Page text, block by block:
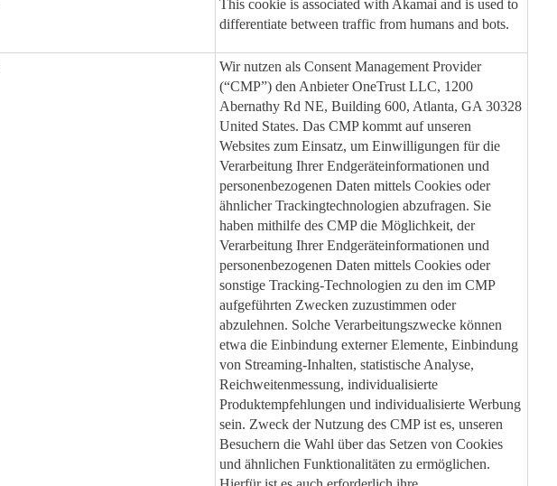
This cookie is associated with Akamai and is used to
differentiate between traffic from humans and bots.
Wir nutzen als Consent Management Provider
(“CMP”) den Anbieter OneTrust LLC, 1200
Abernathy Rd NE, Building 600, Atlanta, GA 30328
United States. Das CMP kommt auf unseren
Websites zum Einsatz, um Einwilligungen für die
Verarbeitung Ihrer Endgeräteinformationen und
personenbezogenen Daten mittels Cookies oder
ähnlicher Trackingtechnologien abzufragen. Sie
haben mithilfe des CMP die Möglichkeit, der
Verarbeitung Ihrer Endgeräteinformationen und
personenbezogenen Daten mittels Cookies oder
sonstige Tracking-Technologien zu den im CMP
aufgeführten Zwecken zuzustimmen oder
abzulehnen. Solche Verarbeitungszwecke können
etwa die Einbindung externer Elemente, Einbindung
von Streaming-Inhalten, statistische Analyse,
Reichweitenmessung, individualisierte
Produktempfehlungen und individualisierte Werbung
sein. Zweck der Nutzung des CMP ist es, unseren
Besuchern die Wahl über das Setzen von Cookies
und ähnlichen Funktionalitäten zu ermöglichen.